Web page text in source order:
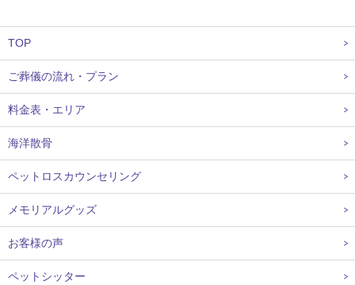
TOP
ご葬儀の流れ・プラン
料金表・エリア
海洋散骨
ペットロスカウンセリング
メモリアルグッズ
お客様の声
ペットシッター